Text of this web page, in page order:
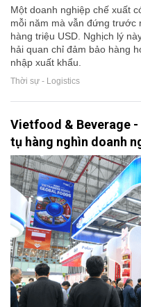
Một doanh nghiệp chế xuất
mỗi năm mà vẫn đứng trước
hàng triệu USD. Nghịch lý
hải quan chỉ đảm bảo hàng
nhập xuất khẩu.
Thời sự - Logistics
Vietfood & Beverage
tụ hàng nghìn doanh